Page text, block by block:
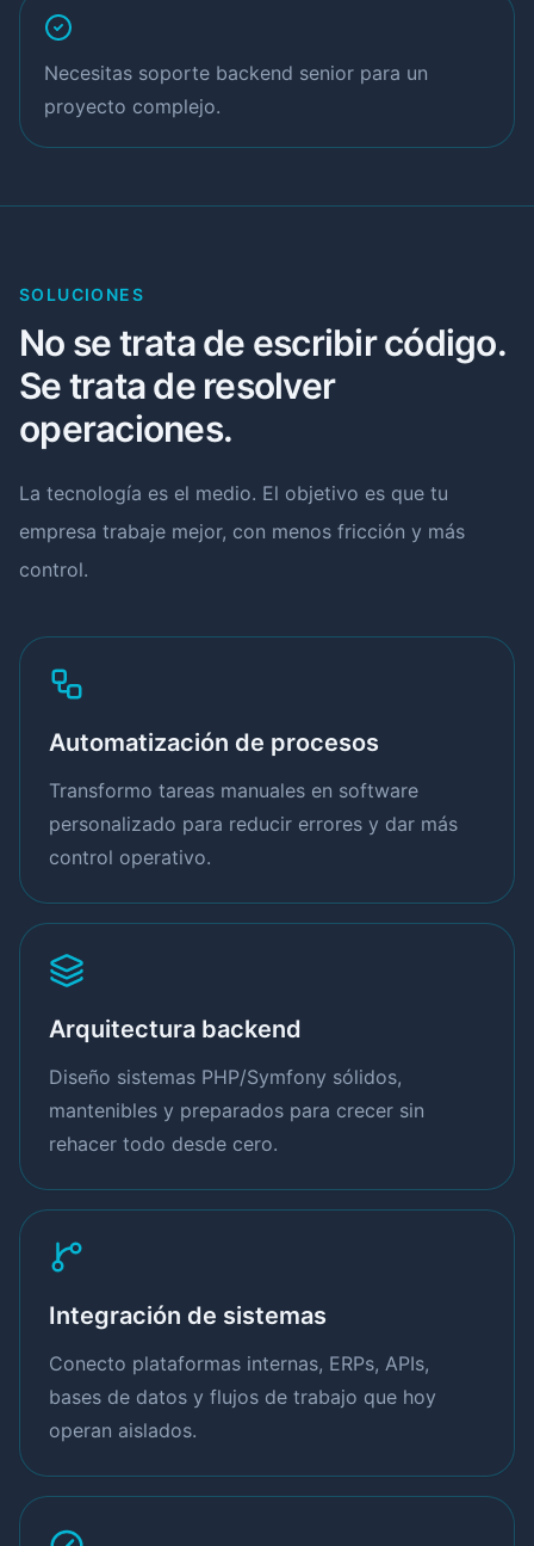
Necesitas soporte backend senior para un
proyecto complejo.
SOLUCIONES
No se trata de escribir código.
Se trata de resolver
operaciones.
La tecnología es el medio. El objetivo es que tu
empresa trabaje mejor, con menos fricción y más
control.
Automatización de procesos
Transformo tareas manuales en software
personalizado para reducir errores y dar más
control operativo.
Arquitectura backend
Diseño sistemas PHP/Symfony sólidos,
mantenibles y preparados para crecer sin
rehacer todo desde cero.
Integración de sistemas
Conecto plataformas internas, ERPs, APIs,
bases de datos y flujos de trabajo que hoy
operan aislados.